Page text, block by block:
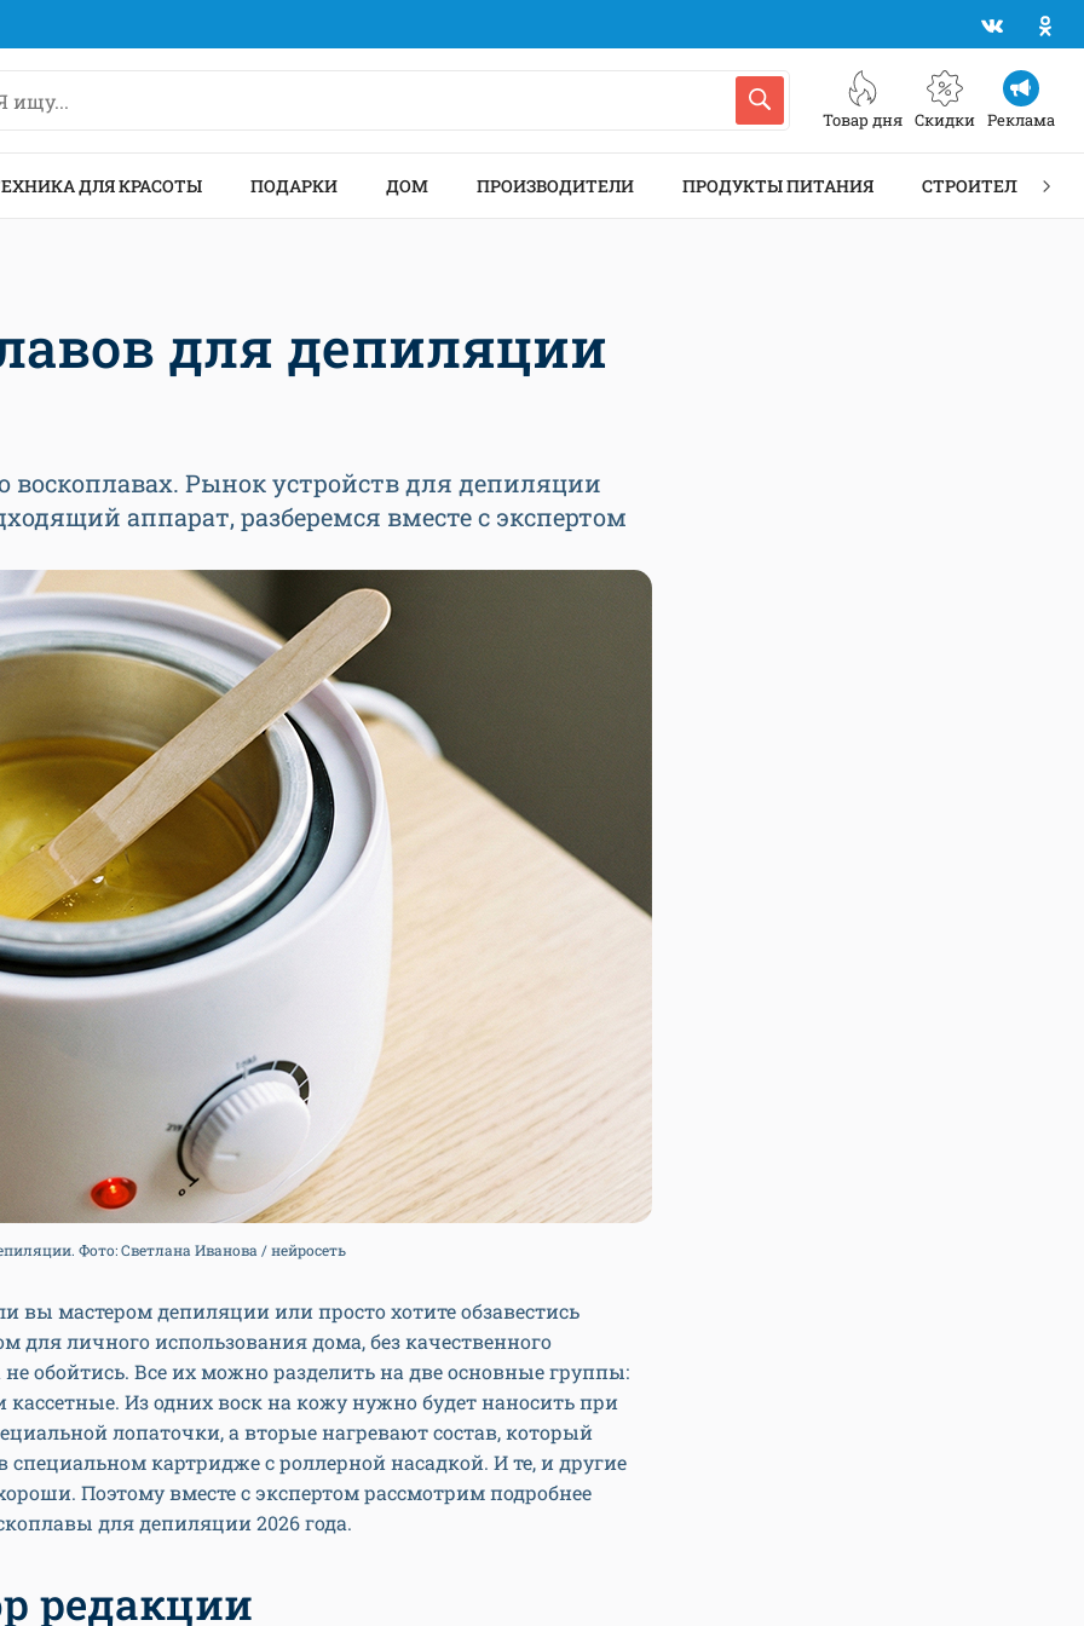
Товар дня Скидки Реклама
ДЛЯ КРАСОТЫ ПОДАРКИ ДОМ ПРОИЗВОДИТЕЛИ ПРОДУКТЫ ПИТАНИЯ СТРОИТЕЛЬСТВО
для депиляции
воскоплавах. Рынок устройств для депиляции
аппарат, разберемся вместе с экспертом
Фото: Светлана Иванова / нейросеть
вы мастером депиляции или просто хотите обзавестись
для личного использования дома, без качественного
не обойтись. Все их можно разделить на две основные группы:
кассетные. Из одних воск на кожу нужно будет наносить при
лопаточки, а вторые нагревают состав, который
специальном картридже с роллерной насадкой. И те, и другие
Поэтому вместе с экспертом рассмотрим подробнее
для депиляции 2026 года.
редакции